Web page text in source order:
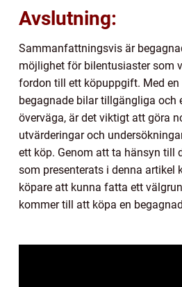
Avslutning:
Sammanfattningsvis är
möjlighet för bilentusiaster som
fordon till ett köpuppgift. Med
begagnade bilar tillgängliga och
överväga, är det viktigt att göra
utvärderingar och
ett köp. Genom att ta hänsyn till
som presenterats i denna artikel
köpare att kunna fatta ett
kommer till att köpa en